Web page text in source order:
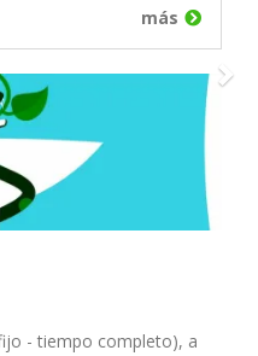
más
- tiempo completo), a